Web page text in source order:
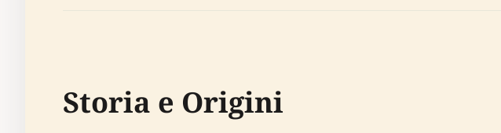
Storia e Origini